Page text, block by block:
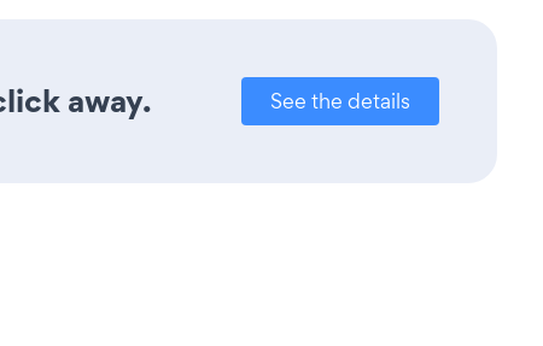
away. See the details